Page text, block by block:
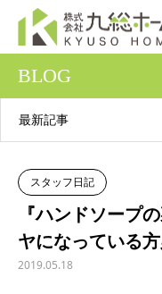
BLOG
最新記事
スタッフ日記
『ハンドソープ
ヤになっている方
2019.05.18